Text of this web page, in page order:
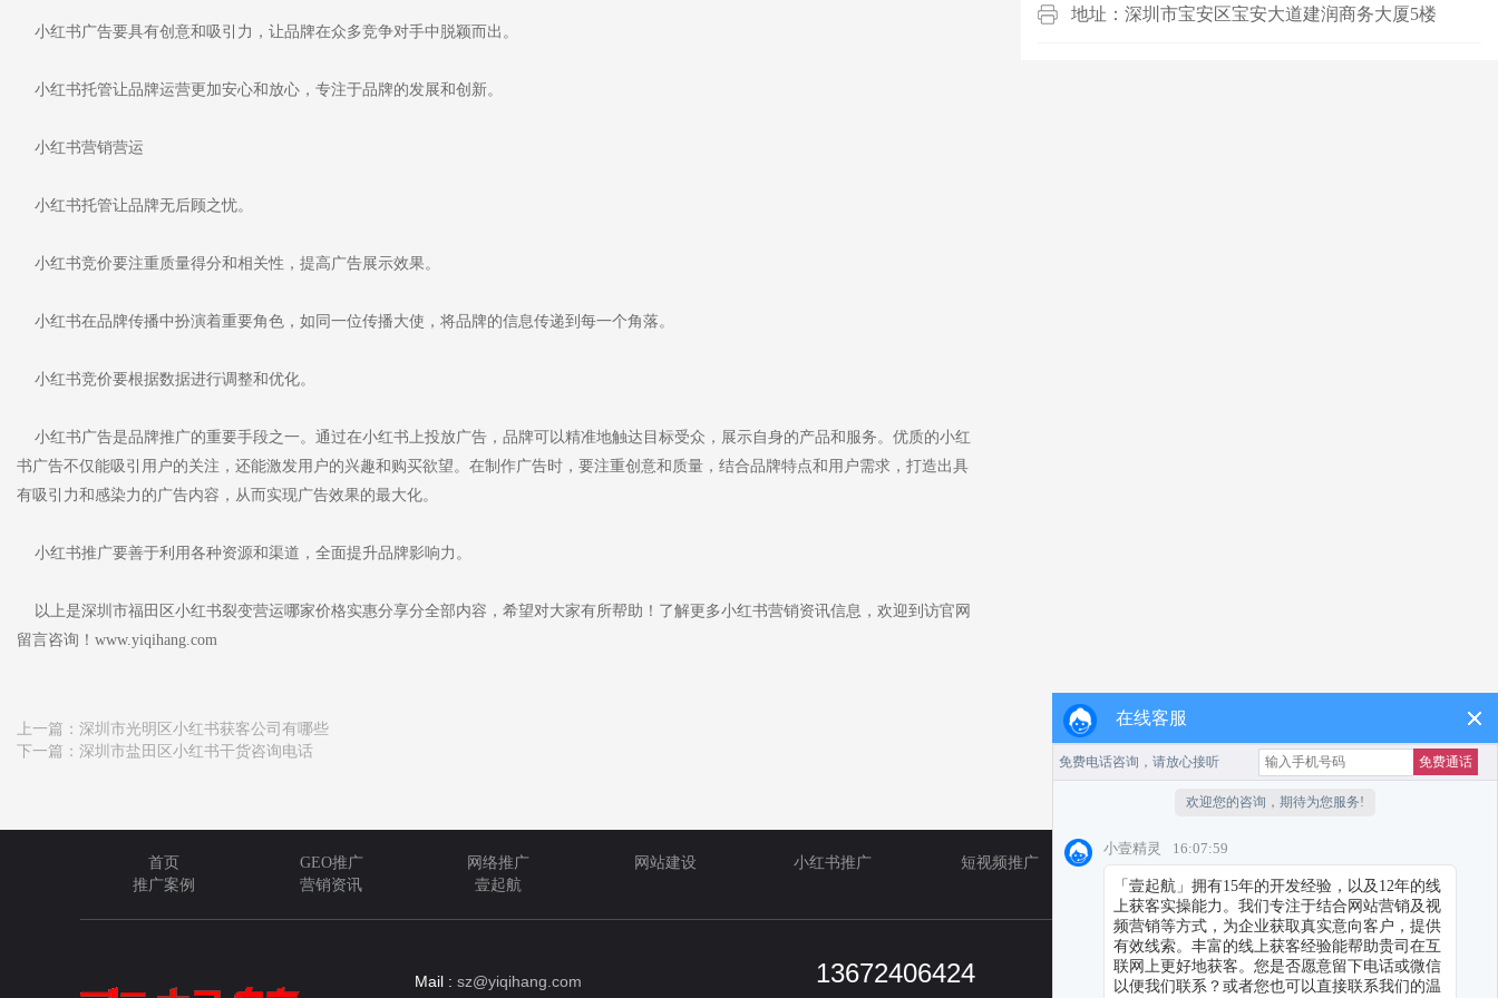
小红书广告要具有创意和吸引力，让品牌在众多竞争对手中脱颖而出。
小红书托管让品牌运营更加安心和放心，专注于品牌的发展和创新。
小红书营销营运
小红书托管让品牌无后顾之忧。
小红书竞价要注重质量得分和相关性，提高广告展示效果。
小红书在品牌传播中扮演着重要角色，如同一位传播大使，将品牌的信息传递到每一个角落。
小红书竞价要根据数据进行调整和优化。
小红书广告是品牌推广的重要手段之一。通过在小红书上投放广告，品牌可以精准地触达目标受众，展示自身的产品和服务。优质的小红
书广告不仅能吸引用户的关注，还能激发用户的兴趣和购买欲望。在制作广告时，要注重创意和质量，结合品牌特点和用户需求，打造出具
有吸引力和感染力的广告内容，从而实现广告效果的最大化。
小红书推广要善于利用各种资源和渠道，全面提升品牌影响力。
以上是深圳市福田区小红书裂变营运哪家价格实惠分享分全部内容，希望对大家有所帮助！了解更多小红书营销资讯信息，欢迎到访官网
留言咨询！www.yiqihang.com
上一篇： 深圳市光明区小红书获客公司有哪些
下一篇： 深圳市盐田区小红书干货咨询电话
地址：深圳市宝安区宝安大道建润商务大厦5楼
首页 GEO推广 网络推广 网站建设 小红书推广 短视频推广 TikTok
小红书代运营
推广案例
营销资讯 壹起航
Mail : sz@yiqihang.com 13672406424
在线客服